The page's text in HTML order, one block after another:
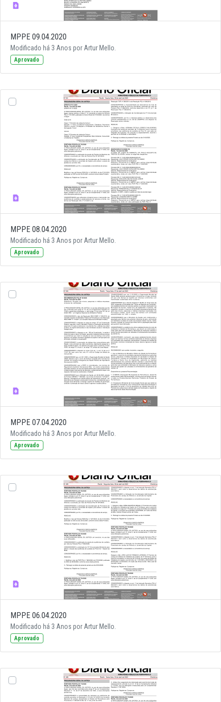
MPPE 09.04.2020
Modificado há 3 Anos por Artur Mello.
Aprovado
MPPE 08.04.2020
Modificado há 3 Anos por Artur Mello.
Aprovado
MPPE 07.04.2020
Modificado há 3 Anos por Artur Mello.
Aprovado
MPPE 06.04.2020
Modificado há 3 Anos por Artur Mello.
Aprovado